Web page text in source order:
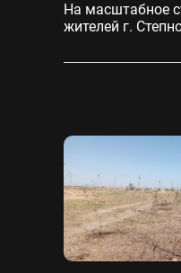
На масштабное
жителей г.